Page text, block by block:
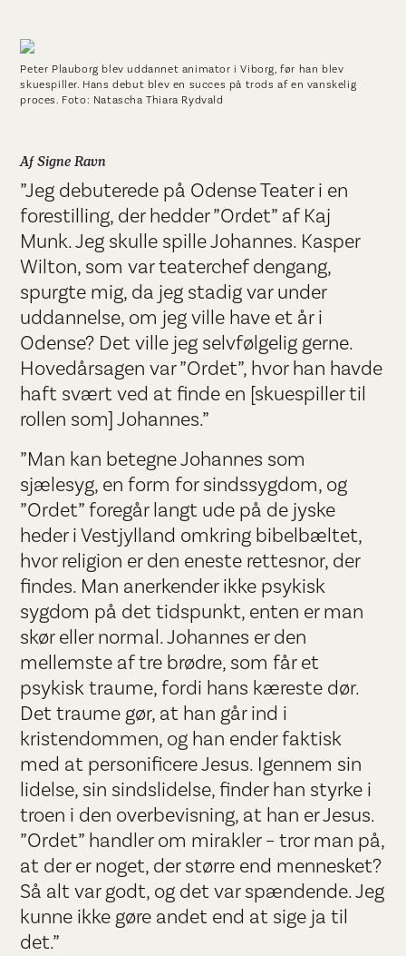
Peter Plauborg blev uddannet animator i Viborg, før han blev
skuespiller. Hans debut blev en succes på trods af en vanskelig
proces. Foto: Natascha Thiara Rydvald
Af Signe Ravn
”Jeg debuterede på Odense Teater i en
forestilling, der hedder ”Ordet” af Kaj
Munk. Jeg skulle spille Johannes. Kasper
Wilton, som var teaterchef dengang,
spurgte mig, da jeg stadig var under
uddannelse, om jeg ville have et år i
Odense? Det ville jeg selvfølgelig gerne.
Hovedårsagen var ”Ordet”, hvor han havde
haft svært ved at finde en [skuespiller til
rollen som] Johannes.”
”Man kan betegne Johannes som
sjælesyg, en form for sindssygdom, og
”Ordet” foregår langt ude på de jyske
heder i Vestjylland omkring bibelbæltet,
hvor religion er den eneste rettesnor, der
findes. Man anerkender ikke psykisk
sygdom på det tidspunkt, enten er man
skør eller normal. Johannes er den
mellemste af tre brødre, som får et
psykisk traume, fordi hans kæreste dør.
Det traume gør, at han går ind i
kristendommen, og han ender faktisk
med at personificere Jesus. Igennem sin
lidelse, sin sindslidelse, finder han styrke i
troen i den overbevisning, at han er Jesus.
”Ordet” handler om mirakler – tror man på,
at der er noget, der større end mennesket?
Så alt var godt, og det var spændende. Jeg
kunne ikke gøre andet end at sige ja til
det.”